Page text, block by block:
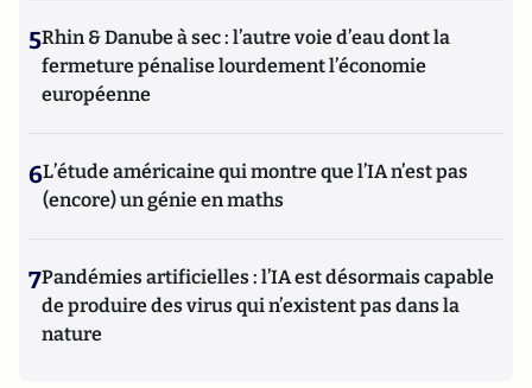
5Rhin & Danube à sec : l’autre voie d’eau dont la
fermeture pénalise lourdement l’économie
européenne
6L’étude américaine qui montre que l’IA n’est pas
(encore) un génie en maths
7Pandémies artificielles : l’IA est désormais capable
de produire des virus qui n’existent pas dans la
nature